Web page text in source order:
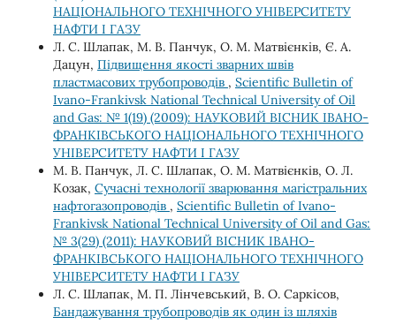
НАЦІОНАЛЬНОГО ТЕХНІЧНОГО УНІВЕРСИТЕТУ
НАФТИ І ГАЗУ
Л. С. Шлапак, М. В. Панчук, О. М. Матвієнків, Є. А.
Дацун, Підвищення якості зварних швів
пластмасових трубопроводів , Scientific Bulletin of
Ivano-Frankivsk National Technical University of Oil
and Gas: № 1(19) (2009): НАУКОВИЙ ВІСНИК ІВАНО-
ФРАНКІВСЬКОГО НАЦІОНАЛЬНОГО ТЕХНІЧНОГО
УНІВЕРСИТЕТУ НАФТИ І ГАЗУ
М. В. Панчук, Л. C. Шлапак, О. М. Матвієнків, О. Л.
Козак, Сучасні технології зварювання магістральних
нафтогазопроводів , Scientific Bulletin of Ivano-
Frankivsk National Technical University of Oil and Gas:
№ 3(29) (2011): НАУКОВИЙ ВІСНИК ІВАНО-
ФРАНКІВСЬКОГО НАЦІОНАЛЬНОГО ТЕХНІЧНОГО
УНІВЕРСИТЕТУ НАФТИ І ГАЗУ
Л. С. Шлапак, М. П. Лінчевський, В. О. Саркісов,
Бандажування трубопроводів як один із шляхів